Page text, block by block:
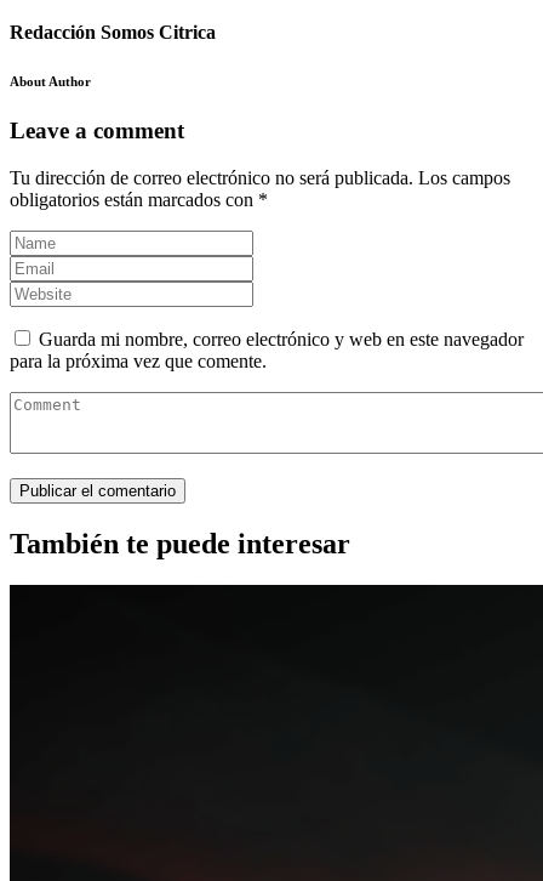
Redacción Somos Citrica
About Author
Leave a comment
Tu dirección de correo electrónico no será publicada. Los campos
obligatorios están marcados con *
Guarda mi nombre, correo electrónico y web en este navegador
para la próxima vez que comente.
También te puede interesar